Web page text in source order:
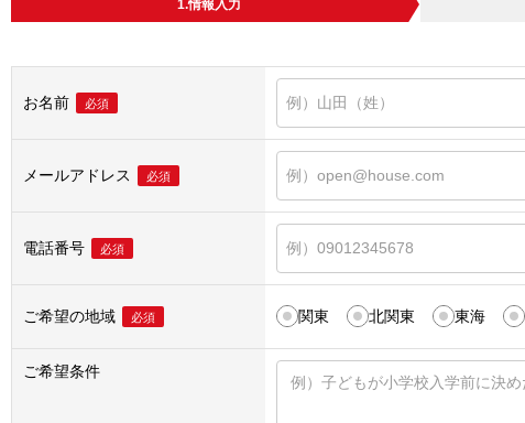
1.情報入力
お名前 必須
メールアドレス 必須
電話番号 必須
ご希望の地域 必須 関東 北関東 東海
ご希望条件